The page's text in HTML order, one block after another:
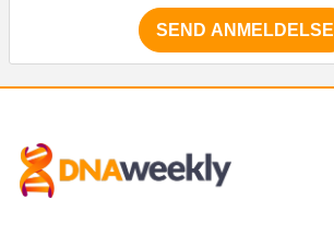
SEND ANMELDELSE